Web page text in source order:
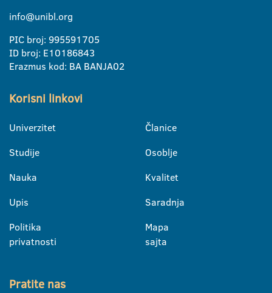
info@unibl.org
PIC broj: 995591705
ID broj: E10186843
Erazmus kod: BA BANJA02
Korisni linkovi
Univerzitet
Studije
Nauka
Upis
Politika
privatnosti
Članice
Osoblje
Kvalitet
Saradnja
Mapa
sajta
Pratite nas